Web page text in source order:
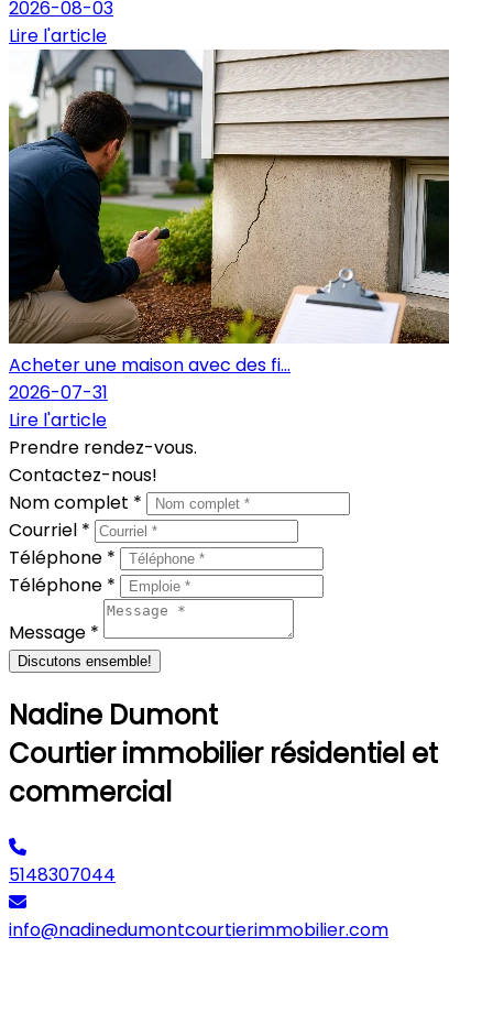
2026-08-03
Lire l'article
Acheter une maison avec des fi...
2026-07-31
Lire l'article
Prendre rendez-vous.
Contactez-nous!
Nom complet *
Courriel *
Téléphone *
Téléphone *
Message *
Discutons ensemble!
Nadine Dumont
Courtier immobilier résidentiel et
commercial
5148307044
info@nadinedumontcourtierimmobilier.com